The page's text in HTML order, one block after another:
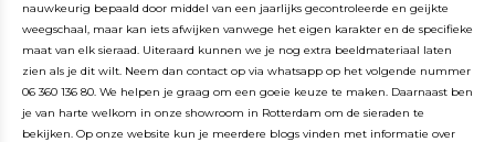
nauwkeurig bepaald door middel van een jaarlijks gecontroleerde en geijkte
weegschaal, maar kan iets afwijken vanwege het eigen karakter en de specifieke
maat van elk sieraad. Uiteraard kunnen we je nog extra beeldmateriaal laten
zien als je dit wilt. Neem dan contact op via whatsapp op het volgende nummer
06 360 136 80. We helpen je graag om een goeie keuze te maken. Daarnaast ben
je van harte welkom in onze showroom in Rotterdam om de sieraden te
bekijken. Op onze website kun je meerdere blogs vinden met informatie over